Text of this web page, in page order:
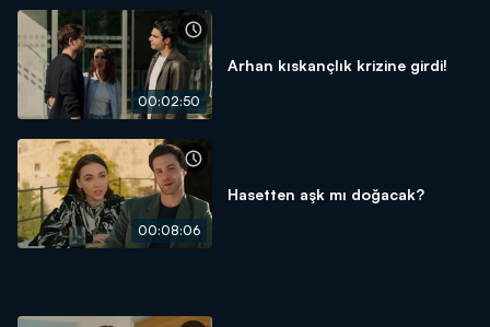
00:02:50
Arhan kıskançlık krizine girdi!
00:08:06
Hasetten aşk mı doğacak?